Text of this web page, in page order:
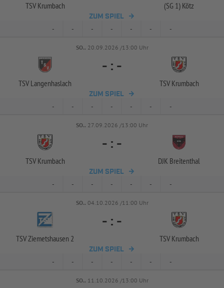
TSV Krumbach (SG 1) Kötz
ZUM SPIEL
- - - - - - -
SO.. 20.09.2026 /13:00 Uhr
TSV Langenhaslach
- : -
TSV Krumbach
ZUM SPIEL
- - - - - - -
SO.. 27.09.2026 /13:00 Uhr
TSV Krumbach
- : -
DJK Breitenthal
ZUM SPIEL
- - - - - - -
SO.. 04.10.2026 /11:00 Uhr
TSV Ziemetshausen 2
- : -
TSV Krumbach
ZUM SPIEL
- - - - - - -
SO.. 11.10.2026 /13:00 Uhr